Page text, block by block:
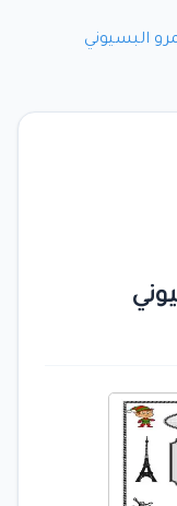
البسيوني